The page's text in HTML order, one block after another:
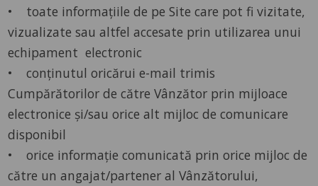
• toate informațiile de pe Site care pot fi vizitate,
vizualizate sau altfel accesate prin utilizarea unui
echipament electronic
• conținutul oricărui e-mail trimis
Cumpărătorilor de către Vânzător prin mijloace
electronice și/sau orice alt mijloc de comunicare
disponibil
• orice informație comunicată prin orice mijloc de
către un angajat/partener al Vânzătorului,